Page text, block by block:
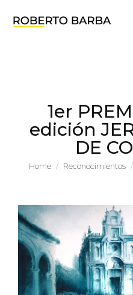
1er
edición
DE
You are here:
Home Reconocimientos